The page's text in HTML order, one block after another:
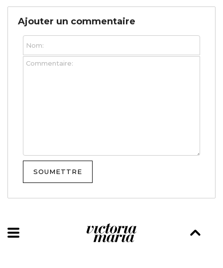
Ajouter un commentaire